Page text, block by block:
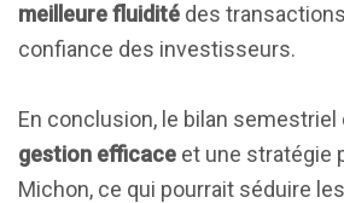
meilleure fluidité des
confiance des investisseurs.
En conclusion, le bilan
gestion efficace et une stratégie
Michon, ce qui pourrait séduire